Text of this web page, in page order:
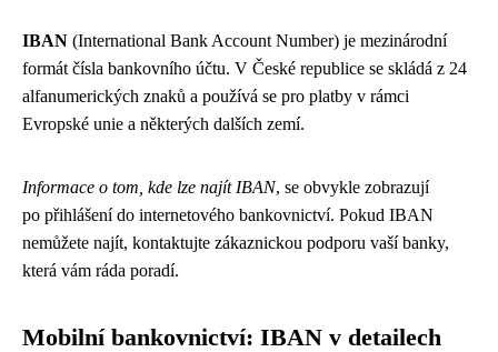
IBAN (International Bank Account Number) je mezinárodní
formát čísla bankovního účtu. V České republice se skládá z 24
alfanumerických znaků a používá se pro platby v rámci
Evropské unie a některých dalších zemí.
Informace o tom, kde lze najít IBAN, se obvykle zobrazují
po přihlášení do internetového bankovnictví. Pokud IBAN
nemůžete najít, kontaktujte zákaznickou podporu vaší banky,
která vám ráda poradí.
Mobilní bankovnictví: IBAN v detailech